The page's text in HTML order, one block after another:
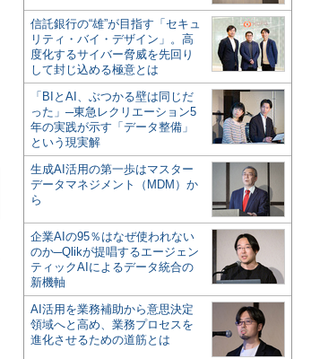
信託銀行の“雄”が目指す「セキュ
リティ・バイ・デザイン」。高
度化するサイバー脅威を先回り
して封じ込める極意とは
「BIとAI、ぶつかる壁は同じだ
った」─東急レクリエーション5
年の実践が示す「データ整備」
という現実解
生成AI活用の第一歩はマスター
データマネジメント（MDM）か
ら
企業AIの95％はなぜ使われない
のか─Qlikが提唱するエージェン
ティックAIによるデータ統合の
新機軸
AI活用を業務補助から意思決定
領域へと高め、業務プロセスを
進化させるための道筋とは